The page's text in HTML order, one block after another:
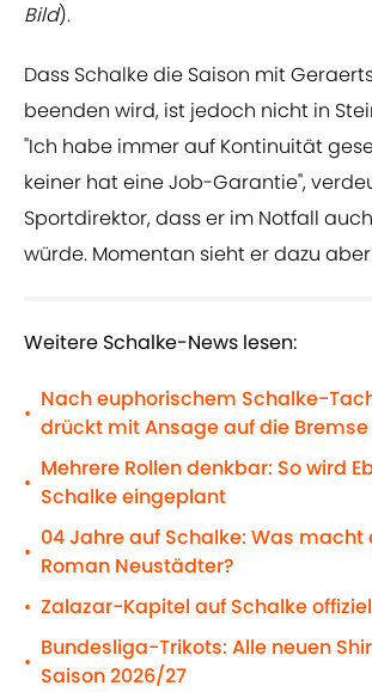
Bild).
Dass Schalke die Saison mit
beenden wird, ist jedoch nicht in
"Ich habe immer auf Kontinuität
keiner hat eine Job-Garantie",
Sportdirektor, dass er im Notfall
würde. Momentan sieht er dazu
Weitere Schalke-News lesen:
•
Nach euphorischem Schalke-
drückt mit Ansage auf die Bremse
•
Mehrere Rollen denkbar: So wird
Schalke eingeplant
•
04 Jahre auf Schalke: Was
Roman Neustädter?
• Zalazar-Kapitel auf Schalke
•
Bundesliga-Trikots: Alle neuen
Saison 2026/27